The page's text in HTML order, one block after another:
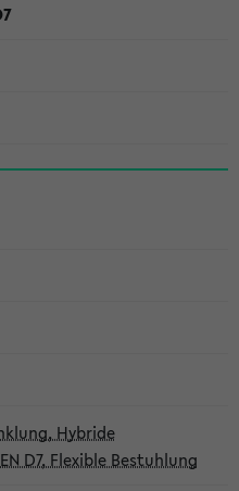
Hybride
D7, Flexible Bestuhlung